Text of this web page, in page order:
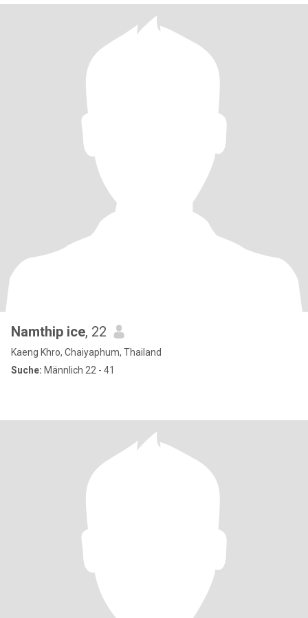
Namthip ice, 22
Kaeng Khro, Chaiyaphum, Thailand
Suche: Männlich 22 - 41